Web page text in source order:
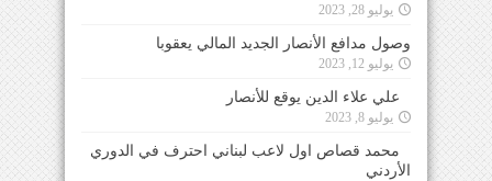
يوليو 28, 2023
وصول مدافع الأنصار الجديد المالي يعقوبا
يوليو 12, 2023
علي علاء الدين يوقع للأنصار
يوليو 8, 2023
محمد قصاص اول لاعب لبناني احترف في الدوري
الأردني